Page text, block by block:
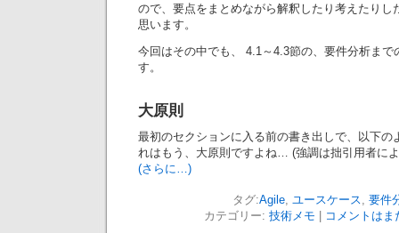
ので、要点をまとめながら解釈したり考えたりし
思います。
今回はその中でも、 4.1～4.3節の、要件分析まで
す。
大原則
最初のセクションに入る前の書き出しで、以下の
れはもう、大原則ですよね… (強調は拙引用者に
(さらに…)
タグ:Agile, ユースケース, 要件
カテゴリー: 技術メモ コメントはま